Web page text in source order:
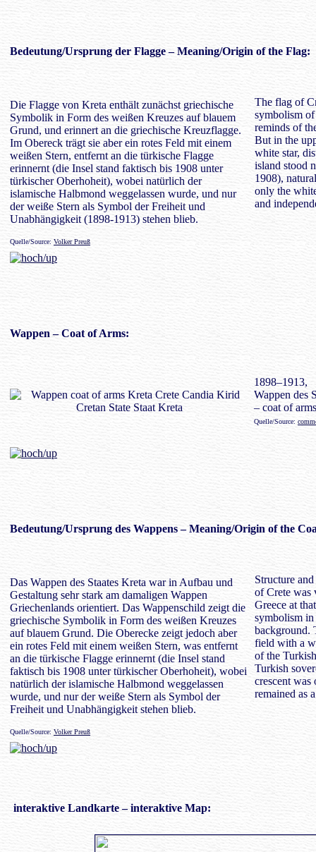
Bedeutung/Ursprung der Flagge – Meaning/Origin of the Flag:
Die Flagge von Kreta enthält zunächst griechische
Symbolik in Form des weißen Kreuzes auf blauem
Grund, und erinnert an die griechische Kreuzflagge.
Im Obereck trägt sie aber ein rotes Feld mit einem
weißen Stern, entfernt an die türkische Flagge
erinnernt (die Insel stand faktisch bis 1908 unter
türkischer Oberhoheit), wobei natürlich der
islamische Halbmond weggelassen wurde, und nur
der weiße Stern als Symbol der Freiheit und
Unabhängigkeit (1898-1913) stehen blieb.
The flag of
symbolism
reminds of
But in the
white star,
island stood
1908),
only the
and
Quelle/Source: Volker Preuß
Wappen – Coat of Arms:
1898–1913,
Wappen des
– coat of
Quelle/Source:
Bedeutung/Ursprung des Wappens– Meaning/Origin of the
Das Wappen des Staates Kreta war in Aufbau und
Gestaltung sehr stark am damaligen Wappen
Griechenlands orientiert. Das Wappenschild zeigt die
griechische Symbolik in Form des weißen Kreuzes
auf blauem Grund. Die Oberecke zeigt jedoch aber
ein rotes Feld mit einem weißen Stern, was entfernt
an die türkische Flagge erinnernt (die Insel stand
faktisch bis 1908 unter türkischer Oberhoheit), wobei
natürlich der islamische Halbmond weggelassen
wurde, und nur der weiße Stern als Symbol der
Freiheit und Unabhängigkeit stehen blieb.
Structure
of Crete was
Greece at
symbolism
background.
field with a
of the
Turkish
crescent was
remained as
Quelle/Source: Volker Preuß
interaktive Landkarte– interaktive Map: